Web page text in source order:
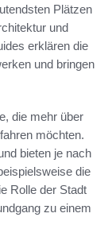
Plätzen
und
erklären die
und bringen
die mehr über
möchten.
bieten je nach
die
Rolle der Stadt
zu einem